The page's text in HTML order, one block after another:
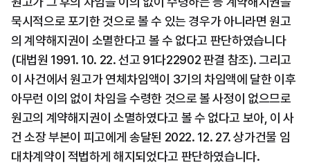
묵시적으로 포기한 것으로 볼 수 있는 경우가 아니라면 원고
의 계약해지권이 소멸한다고 볼 수 없다고 판단하였습니다
(대법원 1991. 10. 22. 선고 91다22902 판결 참조). 그리고
이 사건에서 원고가 연체차임액이 3기의 차임액에 달한 이후
아무런 이의 없이 차임을 수령한 것으로 볼 사정이 없으므로
원고의 계약해지권이 소멸하였다고 볼 수 없다고 보아, 이 사
건 소장 부본이 피고에게 송달된 2022. 12. 27. 상가건물 임
대차계약이 적법하게 해지되었다고 판단하였습니다.